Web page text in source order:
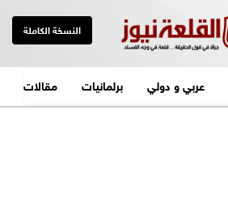
النسخة الكاملة
عربي و دولي برلمانيات مقالات